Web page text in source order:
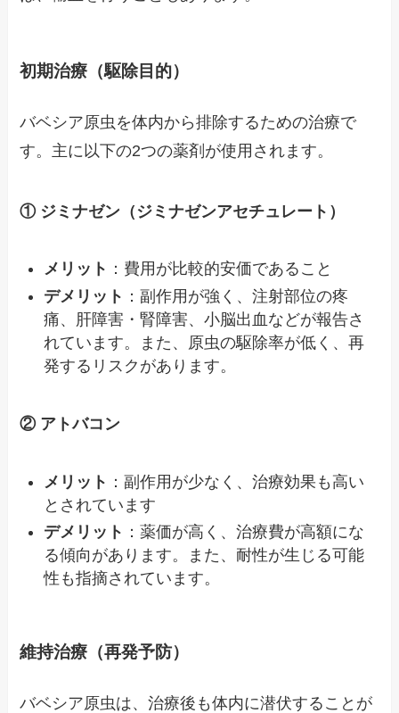
初期治療（駆除目的）
バベシア原虫を体内から排除するための治療で
す。主に以下の2つの薬剤が使用されます。
① ジミナゼン（ジミナゼンアセチュレート）
メリット ：費用が比較的安価であること
デメリット ：副作用が強く、注射部位の疼
痛、肝障害・腎障害、小脳出血などが報告さ
れています。また、原虫の駆除率が低く、再
発するリスクがあります。
② アトバコン
メリット ：副作用が少なく、治療効果も高い
とされています
デメリット ：薬価が高く、治療費が高額にな
る傾向があります。また、耐性が生じる可能
性も指摘されています。
維持治療（再発予防）
バベシア原虫は、治療後も体内に潜伏することが